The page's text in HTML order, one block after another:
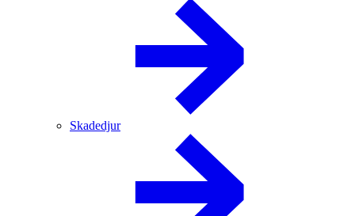
Skadedjur